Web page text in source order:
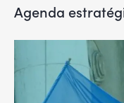
Agenda